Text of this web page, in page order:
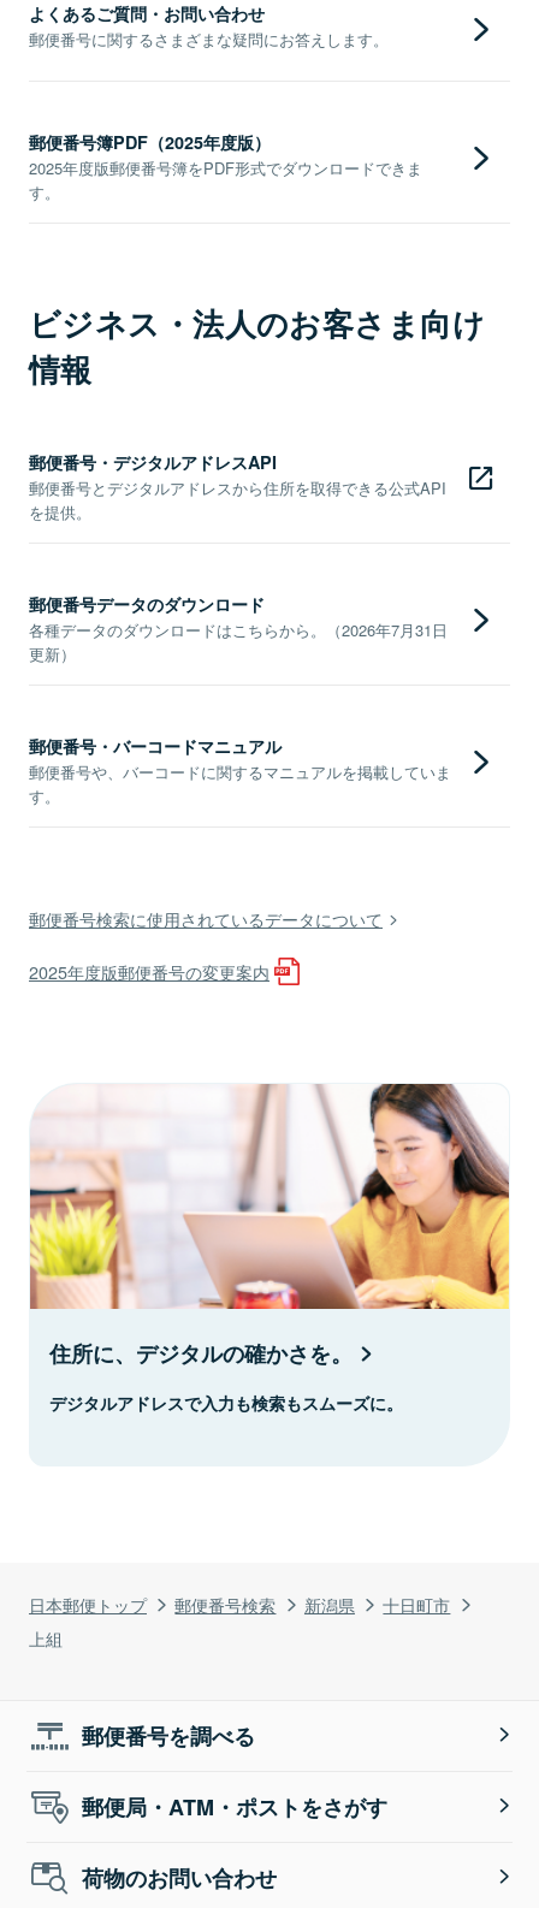
日本郵便トップ 郵便番号検索 新潟県
十日町市
上組
よくあるご質問・お問い合わせ
郵便番号に関するさまざまな疑問にお答えします。
郵便番号簿PDF（2025年度版）
2025年度版郵便番号簿をPDF形式でダウンロードできま
す。
ビジネス・法人のお客さま向け
情報
郵便番号・デジタルアドレスAPI
郵便番号とデジタルアドレスから住所を取得できる公式API
を提供。
郵便番号データのダウンロード
各種データのダウンロードはこちらから。（2026年7月31日
更新）
郵便番号・バーコードマニュアル
郵便番号や、バーコードに関するマニュアルを掲載していま
す。
郵便番号検索に使用されているデータについて
2025年度版郵便番号の変更案内
住所に、デジタルの確かさを。
デジタルアドレスで入力も検索もスムーズに。
郵便番号を調べる
郵便局・ATM・ポストをさがす
荷物のお問い合わせ